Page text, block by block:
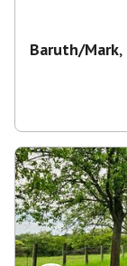
Baruth/Mark,